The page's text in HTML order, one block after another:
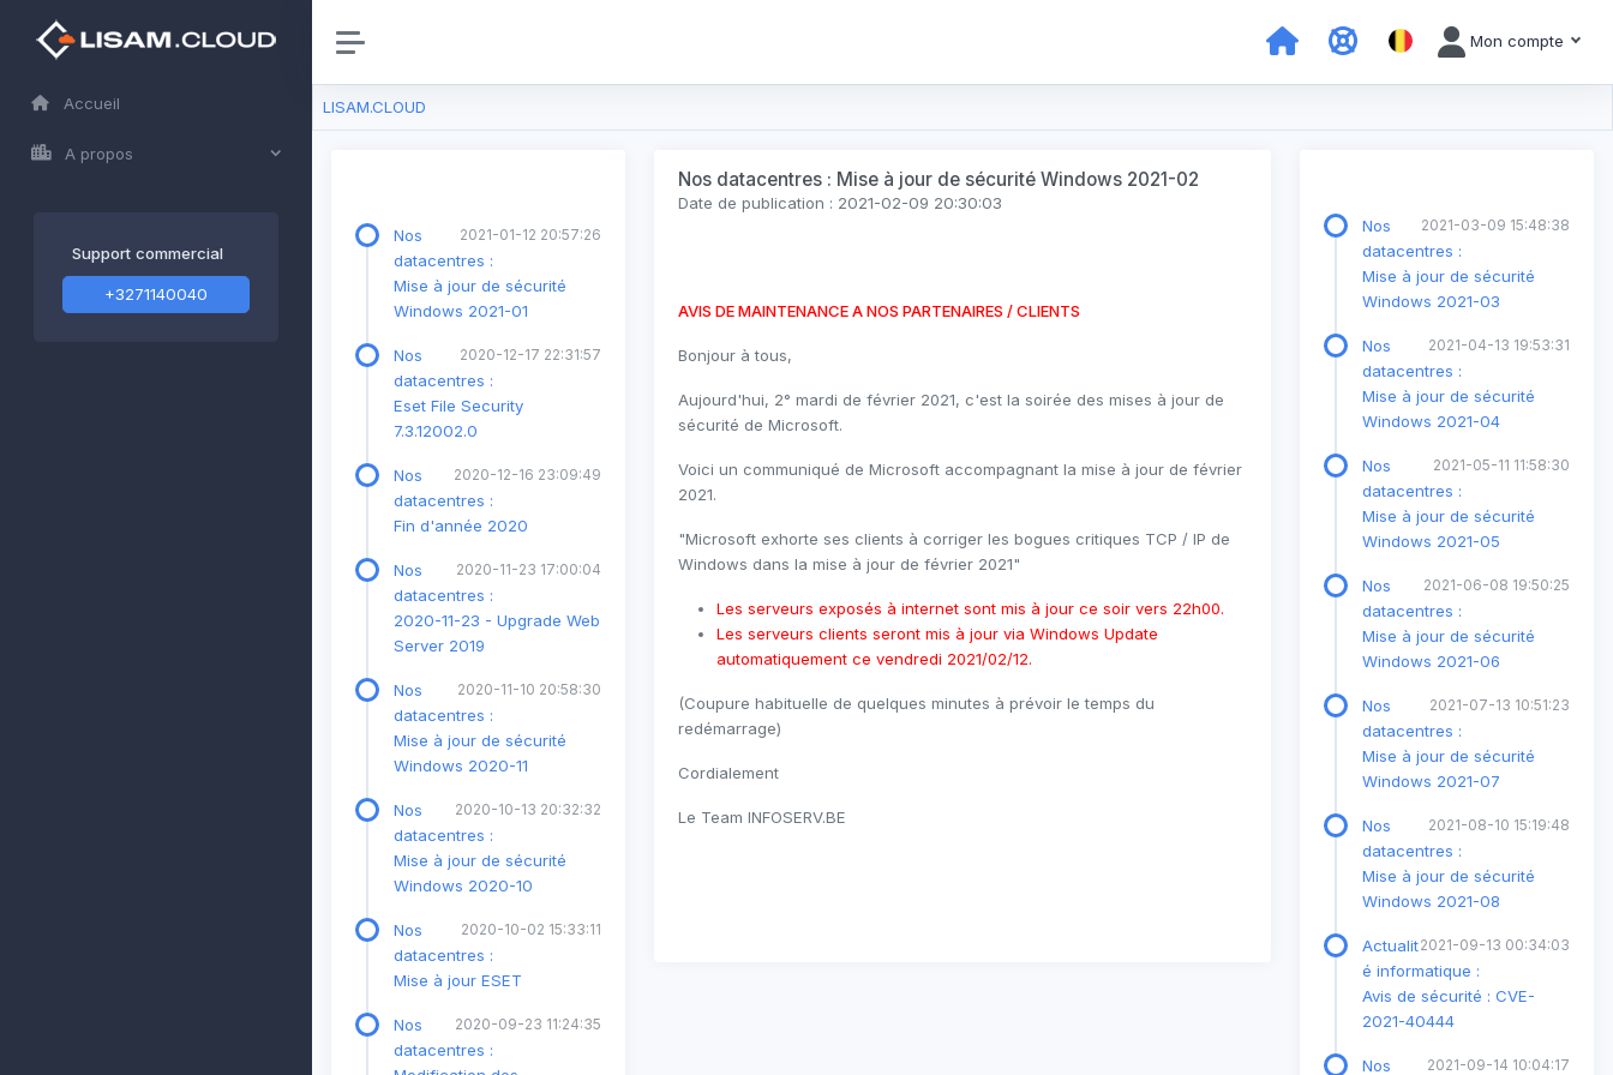
Accueil
A propos
Support commercial
+3271140040
Mon compte
LISAM.CLOUD
2021-01-12 20:57:26
Nos
datacentres :
Mise à jour de sécurité
Windows 2021-01
2020-12-17 22:31:57
Nos
datacentres :
Eset File Security
7.3.12002.0
2020-12-16 23:09:49
Nos
datacentres :
Fin d'année 2020
2020-11-23 17:00:04
Nos
datacentres :
2020-11-23 - Upgrade Web
Server 2019
2020-11-10 20:58:30
Nos
datacentres :
Mise à jour de sécurité
Windows 2020-11
2020-10-13 20:32:32
Nos
datacentres :
Mise à jour de sécurité
Windows 2020-10
2020-10-02 15:33:11
Nos
datacentres :
Mise à jour ESET
2020-09-23 11:24:35
Nos
datacentres :
Nos datacentres : Mise à jour de sécurité Windows 2021-02
Date de publication : 2021-02-09 20:30:03
AVIS DE MAINTENANCE A NOS PARTENAIRES / CLIENTS
Bonjour à tous,
Aujourd'hui, 2° mardi de février 2021, c'est la soirée des mises à jour de
sécurité de Microsoft.
Voici un communiqué de Microsoft accompagnant la mise à jour de février
2021.
"Microsoft exhorte ses clients à corriger les bogues critiques TCP / IP de
Windows dans la mise à jour de février 2021"
Les serveurs exposés à internet sont mis à jour ce soir vers 22h00.
Les serveurs clients seront mis à jour via Windows Update
automatiquement ce vendredi 2021/02/12.
(Coupure habituelle de quelques minutes à prévoir le temps du
redémarrage)
Cordialement
Le Team INFOSERV.BE
2021-03-09 15:48:38
Nos
datacentres :
Mise à jour de sécurité
Windows 2021-03
2021-04-13 19:53:31
Nos
datacentres :
Mise à jour de sécurité
Windows 2021-04
2021-05-11 11:58:30
Nos
datacentres :
Mise à jour de sécurité
Windows 2021-05
2021-06-08 19:50:25
Nos
datacentres :
Mise à jour de sécurité
Windows 2021-06
2021-07-13 10:51:23
Nos
datacentres :
Mise à jour de sécurité
Windows 2021-07
2021-08-10 15:19:48
Nos
datacentres :
Mise à jour de sécurité
Windows 2021-08
2021-09-13 00:34:03
Actualit
é informatique :
Avis de sécurité : CVE-
2021-40444
2021-09-14 10:04:17
Nos